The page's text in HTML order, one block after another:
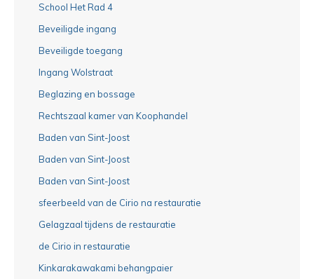
School Het Rad 4
Beveiligde ingang
Beveiligde toegang
Ingang Wolstraat
Beglazing en bossage
Rechtszaal kamer van Koophandel
Baden van Sint-Joost
Baden van Sint-Joost
Baden van Sint-Joost
sfeerbeeld van de Cirio na restauratie
Gelagzaal tijdens de restauratie
de Cirio in restauratie
Kinkarakawakami behangpaier